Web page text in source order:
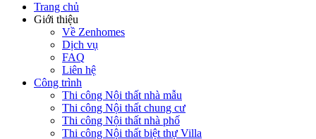
Trang chủ
Giới thiệu
Về Zenhomes
Dịch vụ
FAQ
Liên hệ
Công trình
Thi công Nội thất nhà mẫu
Thi công Nội thất chung cư
Thi công Nội thất nhà phố
Thi công Nội thất biệt thự Villa